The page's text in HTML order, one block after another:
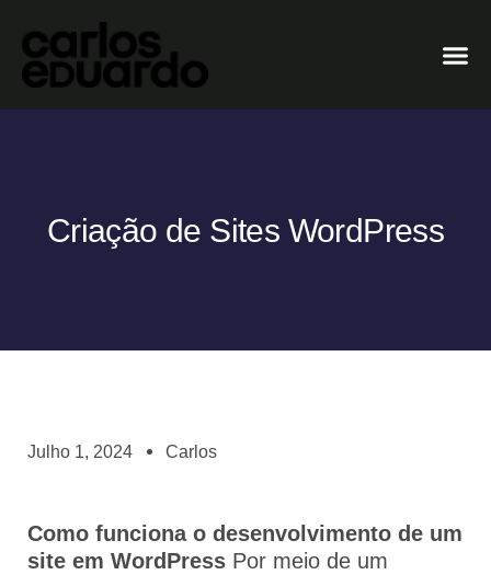
Criação de Sites WordPress
Julho 1, 2024 Carlos
Como funciona o desenvolvimento de um
site em WordPress Por meio de um